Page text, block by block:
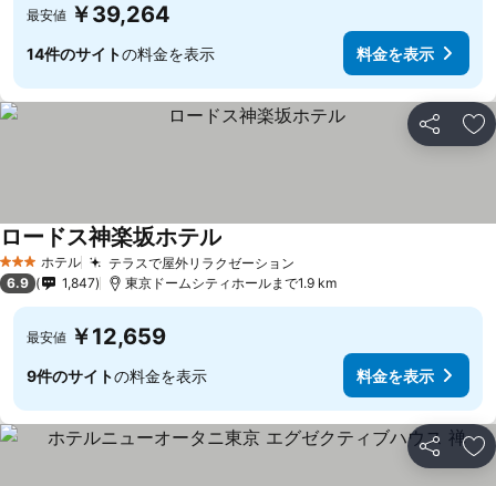
最安値 ￥39,264
14件のサイトの料金を表示 料金を表示
シェア お
3 ホテルのランク
ホテル テラスで屋外リラクゼーション
ロードス神楽坂ホテル
6.9 1,847 東京ドームシティホールまで1.9 km
最安値 ￥12,659
9件のサイトの料金を表示 料金を表示
シェア お